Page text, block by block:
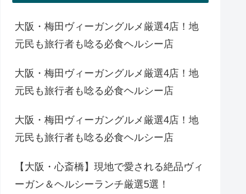
大阪・梅田ヴィーガングルメ厳選4店！地
元民も旅行者も唸る必食ヘルシー店
大阪・梅田ヴィーガングルメ厳選4店！地
元民も旅行者も唸る必食ヘルシー店
大阪・梅田ヴィーガングルメ厳選4店！地
元民も旅行者も唸る必食ヘルシー店
【大阪・心斎橋】現地で愛される絶品ヴィ
ーガン＆ヘルシーランチ厳選5選！